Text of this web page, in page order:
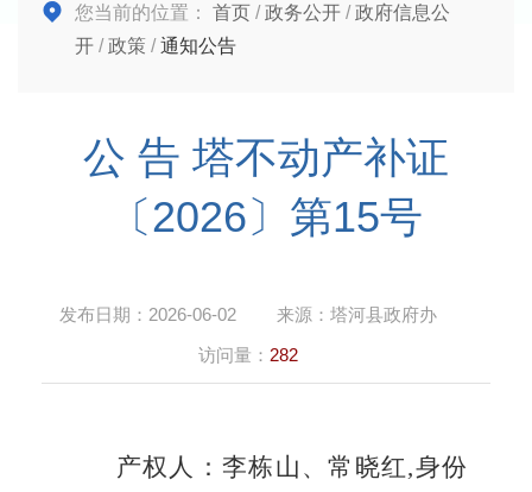
您当前的位置： 首页 /政务公开 /政府信息公
开 /政策 /通知公告
公 告 塔不动产补证
〔2026〕第15号
发布日期： 2026-06-02 来源： 塔河县政府办
访问量： 282
产权人：李栋山 、常晓红,身份